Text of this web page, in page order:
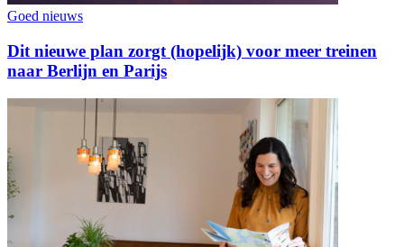
Goed nieuws
Dit nieuwe plan zorgt (hopelijk) voor meer treinen
naar Berlijn en Parijs